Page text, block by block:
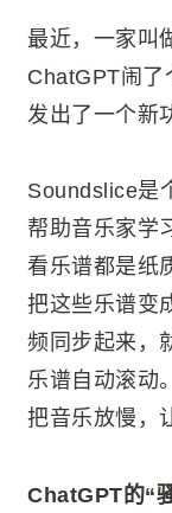
最近，一家叫
ChatGPT闹了
发出了一个新
Soundslice是
帮助音乐家学
看乐谱都是纸
把这些乐谱变
频同步起来，
乐谱自动滚动
把音乐放慢，
ChatGPT的“